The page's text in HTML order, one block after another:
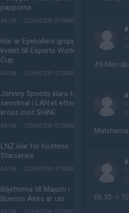
papporna
04/08 COUNTER-STRIKE
Här är Eyeballers grupp i
kvalet till Esports World
Cup
04/08 COUNTER-STRIKE
Johnny Speeds klara för
semifinal i LAN:et efter
kross mot SHiNE
04/08 COUNTER-STRIKE
LNZ klar för höstens
Starseries
04/08 COUNTER-STRIKE
Biljetterna till Majorn i
Buenos Aires är ute
#8 Men
06:30 ->